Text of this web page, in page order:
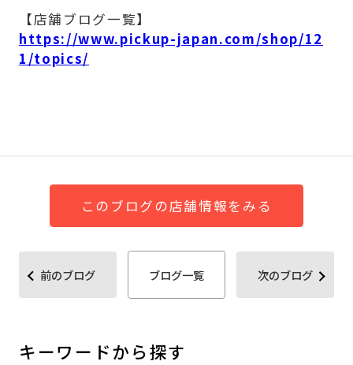
【店舗ブログ一覧】
https://www.pickup-japan.com/shop/12
1/topics/
このブログの店舗情報をみる
前のブログ ブログ一覧 次のブログ
キーワードから探す